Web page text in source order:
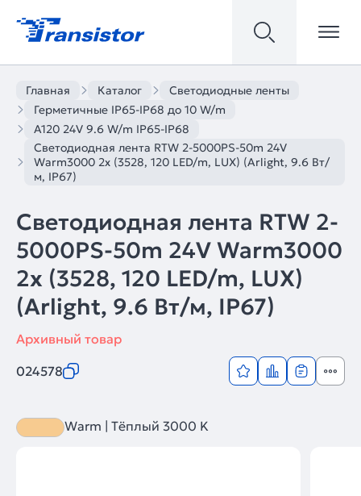
Главная Каталог
Светодиодные ленты
Герметичные IP65-IP68 до 10 W/m
A120 24V 9.6 W/m IP65-IP68
Светодиодная лента RTW 2-5000PS-50m 24V
Warm3000 2x (3528, 120 LED/m, LUX) (Arlight, 9.6 Вт/
м, IP67)
Светодиодная лента RTW 2-
5000PS-50m 24V Warm3000
2x (3528, 120 LED/m, LUX)
(Arlight, 9.6 Вт/м, IP67)
Архивный товар
024578
Warm | Тёплый 3000 K